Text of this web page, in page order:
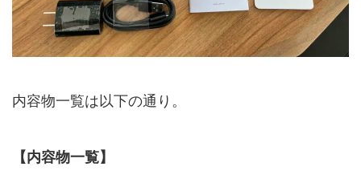
内容物一覧は以下の通り。
【内容物一覧】